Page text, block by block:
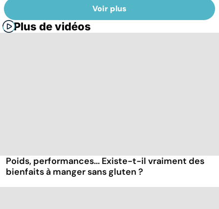
Voir plus
Plus de vidéos
Poids, performances... Existe-t-il vraiment des
bienfaits à manger sans gluten ?